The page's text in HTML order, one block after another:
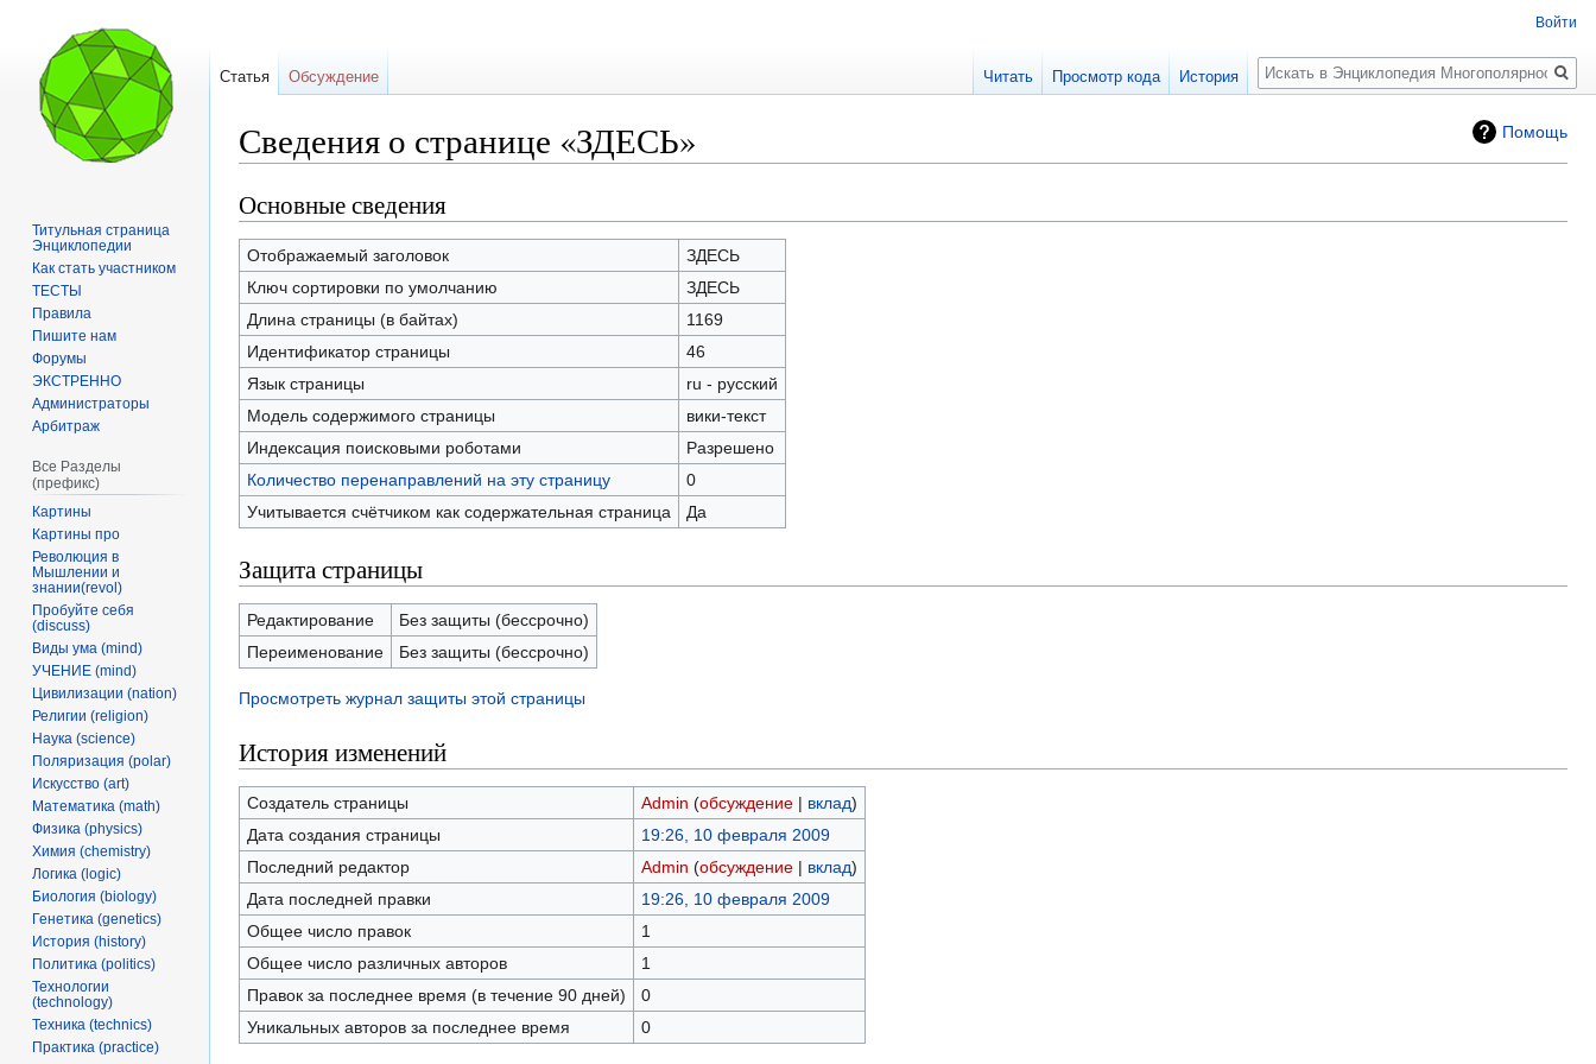
Помощь
Сведения о странице «ЗДЕСЬ»
Перейти
к
навигации
Перейти
к
поиску
Основные сведения
Отображаемый заголовок
ЗДЕСЬ
Ключ сортировки по умолчанию
ЗДЕСЬ
Длина страницы (в байтах)
1169
Идентификатор страницы
46
Язык страницы
ru - русский
Модель содержимого страницы
вики-текст
Индексация поисковыми роботами
Разрешено
Количество перенаправлений на эту страницу
0
Учитывается счётчиком как содержательная страница
Да
Защита страницы
Редактирование
Без защиты (бессрочно)
Переименование
Без защиты (бессрочно)
Просмотреть журнал защиты этой страницы
История изменений
Создатель страницы Admin (обсуждение| вклад)
Дата создания страницы
19:26, 10 февраля 2009
Последний редактор
Admin (обсуждение| вклад)
Дата последней правки
19:26, 10 февраля 2009
Общее число правок
1
Общее число различных авторов
1
Правок за последнее время (в течение 90 дней)
0
Уникальных авторов за последнее время
0
Войти
Статья Обсуждение Читать Просмотр кода История
Поиск
Титульная страница
Энциклопедии
Как стать участником
ТЕСТЫ
Правила
Пишите нам
Форумы
ЭКСТРЕННО
Администраторы
Арбитраж
Все Разделы
(префикс)
Картины
Картины про
Революция в
Мышлении и
знании(revol)
Пробуйте себя
(discuss)
Виды ума (mind)
УЧЕНИЕ (mind)
Цивилизации (nation)
Религии (religion)
Наука (science)
Поляризация (polar)
Искусство (art)
Математика (math)
Физика (physics)
Химия (chemistry)
Логика (logic)
Биология (biology)
Генетика (genetics)
История (history)
Политика (politics)
Технологии
(technology)
Техника (technics)
Практика (practice)